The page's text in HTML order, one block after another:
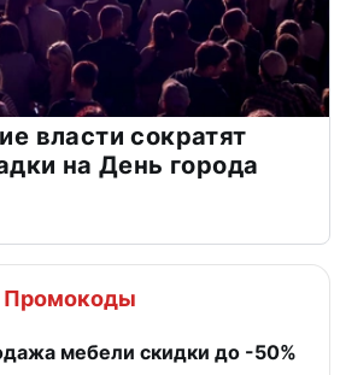
власти сократят
на День города
Промокоды
мебели скидки до -50%